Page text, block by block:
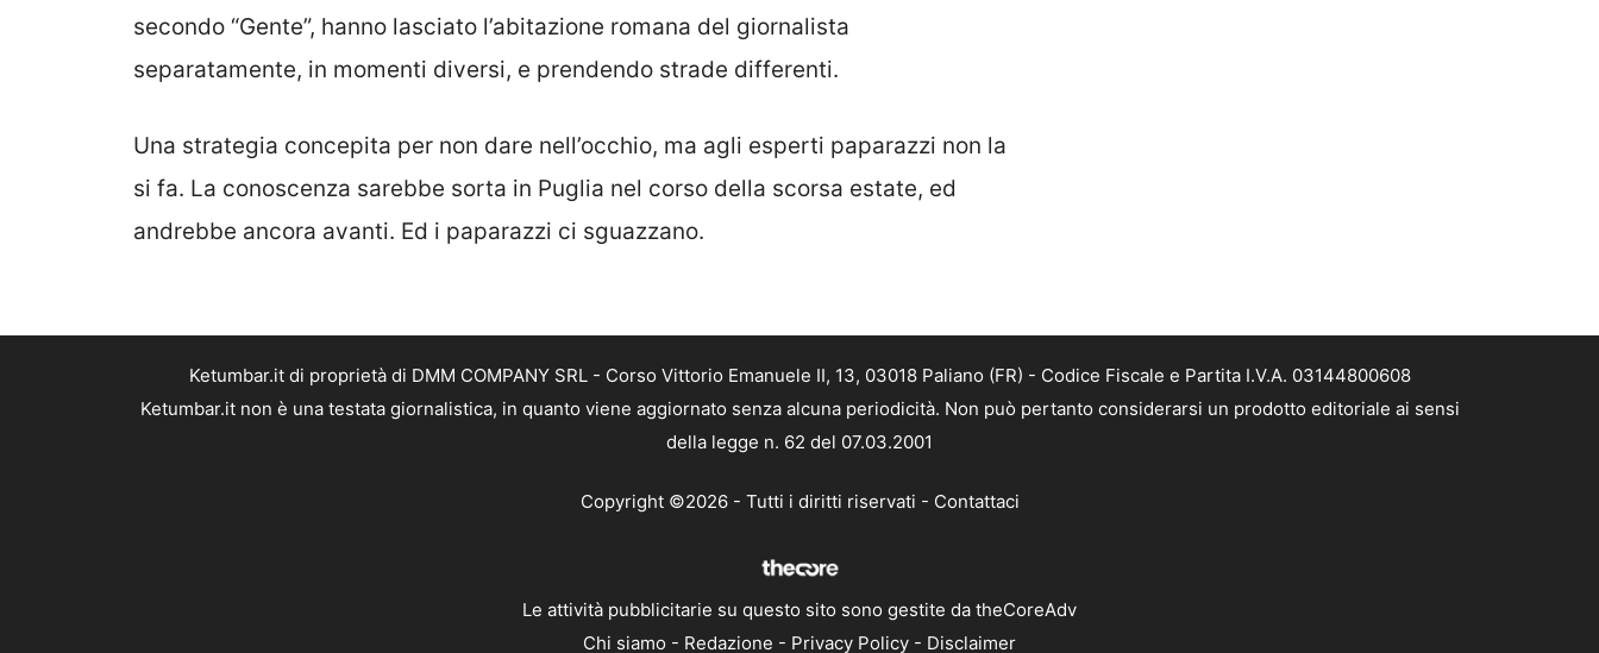
secondo “Gente”, hanno lasciato l’abitazione romana del giornalista
separatamente, in momenti diversi, e prendendo strade differenti.
Una strategia concepita per non dare nell’occhio, ma agli esperti paparazzi non la
si fa. La conoscenza sarebbe sorta in Puglia nel corso della scorsa estate, ed
andrebbe ancora avanti. Ed i paparazzi ci sguazzano.
Ketumbar.it di proprietà di DMM COMPANY SRL - Corso Vittorio Emanuele II, 13, 03018 Paliano (FR) - Codice Fiscale e Partita I.V.A. 03144800608
Ketumbar.it non è una testata giornalistica, in quanto viene aggiornato senza alcuna periodicità. Non può pertanto considerarsi un prodotto editoriale ai sensi
della legge n. 62 del 07.03.2001
Copyright ©2026 - Tutti i diritti riservati - Contattaci
Le attività pubblicitarie su questo sito sono gestite da theCoreAdv
Chi siamo - Redazione - Privacy Policy - Disclaimer